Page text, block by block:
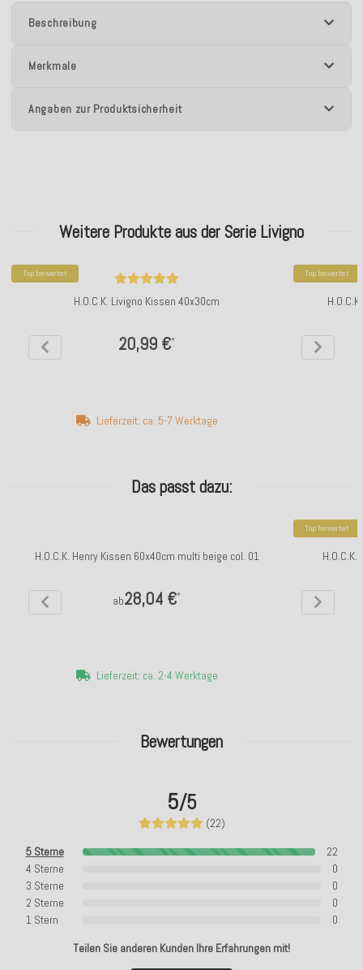
Beschreibung
Merkmale
Angaben zur Produktsicherheit
Bewertungen
5/5
(22)
5 Sterne
22
4 Sterne
0
3 Sterne
0
2 Sterne
0
1 Stern
0
Teilen Sie anderen Kunden Ihre Erfahrungen mit!
Weitere Produkte aus der Serie Livigno
Top bewertet
H.O.C.K. Livigno Kissen 40x30cm
20,99 €*
Lieferzeit: ca. 5-7 Werktage
Top bewertet
Das passt dazu:
H.O.C.K. Henry Kissen 60x40cm multi beige col. 01
ab28,04 €*
Lieferzeit: ca. 2-4 Werktage
Top bewertet